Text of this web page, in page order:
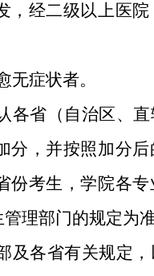
，经二级以上医
无症状者。
各省（自治区、
分，并按照加分
份考生，学院各
理部门的规定为准
及各省有关规定